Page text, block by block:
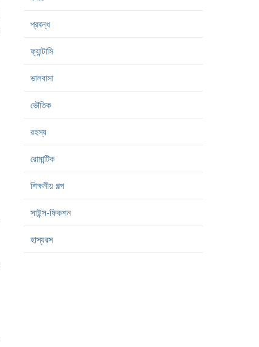
প্রবন্ধ
ফ্যান্টাসি
ভালবাসা
ভৌতিক
রহস্য
রোমান্টিক
শিক্ষনীয় গল্প
সাইন্স-ফিকশন
হাস্যরস